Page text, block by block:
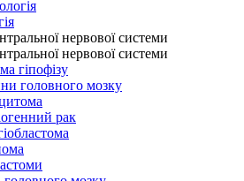
нервової системи
нервової системи
гіпофізу
головного мозку
рак